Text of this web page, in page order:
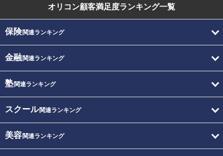
オリコン顧客満足度ランキング一覧
保険関連ランキング
金融関連ランキング
塾関連ランキング
スクール関連ランキング
美容関連ランキング